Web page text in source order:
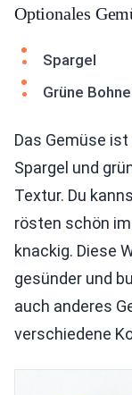
Optionales
Spargel
Grüne
Das Gemüse
Spargel und
Textur. Du
rösten schön
knackig. Diese
gesünder und
auch anderes
verschiedene